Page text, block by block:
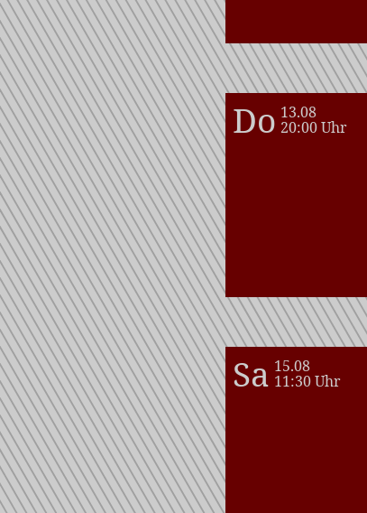
Do 13.08
20:00 Uhr
Sa 15.08
11:30 Uhr